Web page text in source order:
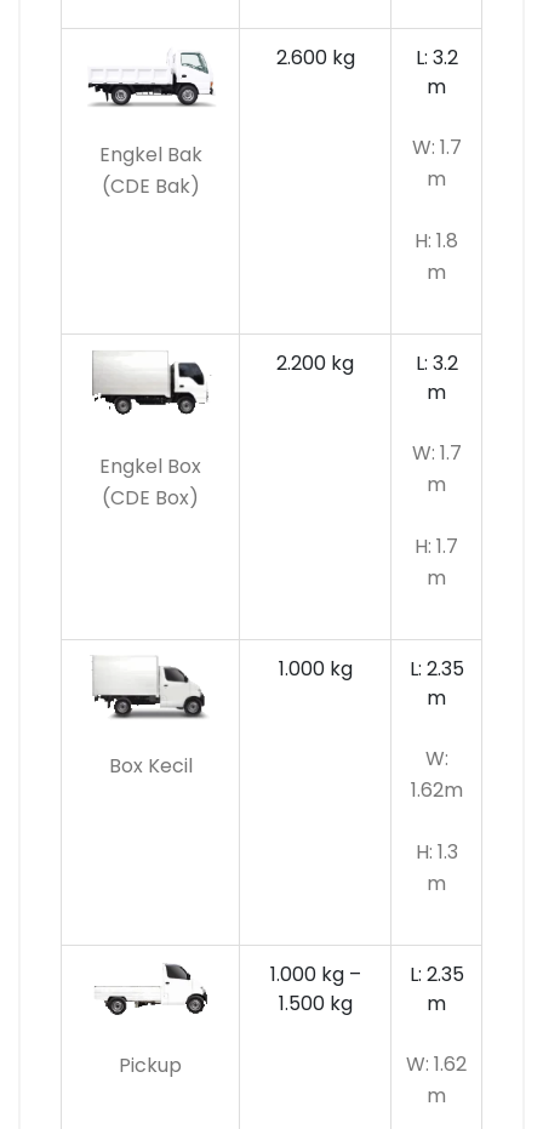
Engkel Bak
(CDE Bak)
2.600 kg
L: 3.2
m
W: 1.7
m
H: 1.8
m
Engkel Box
(CDE Box)
2.200 kg
L: 3.2
m
W: 1.7
m
H: 1.7
m
Box Kecil
1.000 kg
L: 2.35
m
W:
1.62m
H: 1.3
m
Pickup
1.000 kg –
1.500 kg
L: 2.35
m
W: 1.62
m